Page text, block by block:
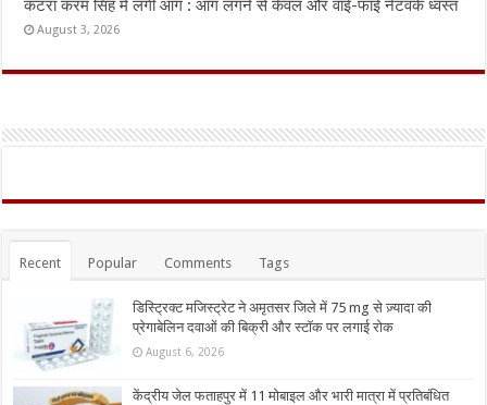
कटरा करम सिंह में लगी आग : आग लगने से केवल और वाई-फाई नेटवर्क ध्वस्त
August 3, 2026
Recent Popular Comments Tags
डिस्ट्रिक्ट मजिस्ट्रेट ने अमृतसर जिले में 75 mg से ज़्यादा की
प्रेगाबेलिन दवाओं की बिक्री और स्टॉक पर लगाई रोक
August 6, 2026
केंद्रीय जेल फताहपुर में 11 मोबाइल और भारी मात्रा में प्रतिबंधित